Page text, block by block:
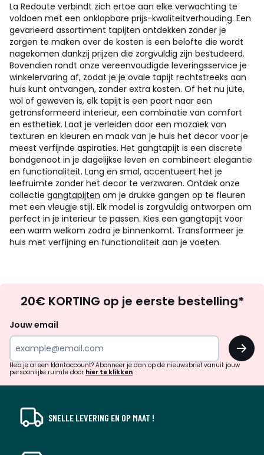
La Redoute verbindt zich ertoe aan elke verwachting te
voldoen met een onklopbare prijs-kwaliteitverhouding. Een
gevarieerd assortiment tapijten ontdekken zonder je
zorgen te maken over de kosten is een belofte die wordt
nagekomen dankzij prijzen die zorgvuldig zijn bestudeerd.
Bovendien rondt onze vereenvoudigde leveringsservice je
winkelervaring af, zodat je je ovale tapijt rechtstreeks aan
huis kunt ontvangen, zonder extra kosten. Of het nu jute,
wol of geweven is, elk tapijt is een poort naar een
getransformeerd interieur, een combinatie van comfort
en esthetiek. Laat je verleiden door een mozaïek van
texturen en kleuren en maak van je huis het decor voor je
meest verfijnde aspiraties. Het gangtapijt is een discrete
bondgenoot in je dagelijkse leven en combineert elegantie
en functionaliteit. Lang en smal, accentueert het je
leefruimte zonder het decor te verzwaren. Ontdek onze
collectie gangtapijten om je drukke gangen op te fleuren
met een vleugje stijl. Elk model is zorgvuldig ontworpen om
perfect in je interieur te passen. Kies een gangtapijt voor
een warm welkom zodra je binnenkomt. Transformeer je
huis met verfijning en functionaliteit aan je voeten.
zoek
inspiratie
verrassingen?
20€ KORTING op je eerste bestelling*
Jouw email
OK
Heb je al een klantaccount? Abonneer je dan op de nieuwsbrief vanuit jouw
persoonlijke ruimte door hier te klikken
SNELLE LEVERING EN OP MAAT !